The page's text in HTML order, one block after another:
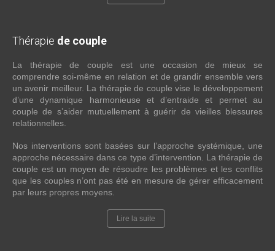
Thérapie de couple
La thérapie de couple est une occasion de mieux se
comprendre soi-même en relation et de grandir ensemble vers
un avenir meilleur. La thérapie de couple vise le développement
d’une dynamique harmonieuse et d’entraide et permet au
couple de s’aider mutuellement à guérir de vieilles blessures
relationnelles.
Nos interventions sont basées sur l’approche systémique, une
approche nécessaire dans ce type d’intervention. La thérapie de
couple est un moyen de résoudre les problèmes et les conflits
que les couples n’ont pas été en mesure de gérer efficacement
par leurs propres moyens.
Lire la suite